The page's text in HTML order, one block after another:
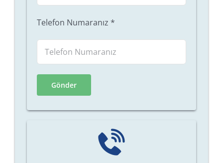
Telefon Numaranız *